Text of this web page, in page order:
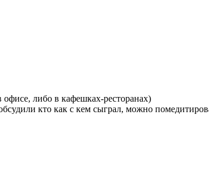
либо в кафешках-ресторанах)
кто как с кем сыграл, можно